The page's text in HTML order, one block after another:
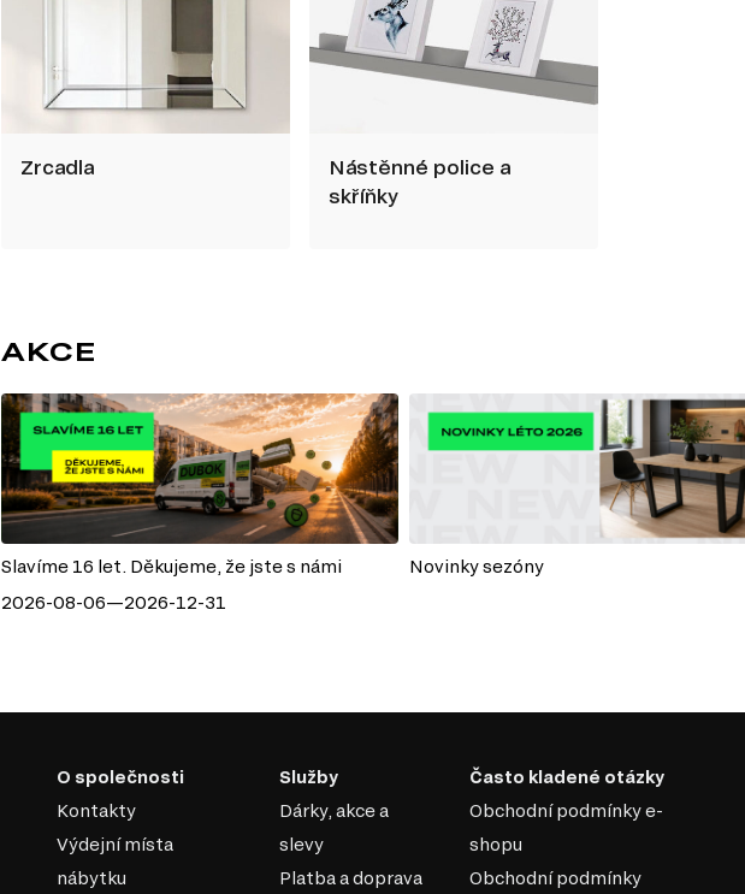
Zrcadla
Nástěnné police a
skříňky
AKCE
Slavíme 16 let. Děkujeme, že jste s námi
2026-08-06—2026-12-31
Novinky sezóny
O společnosti
Kontakty
Výdejní místa
nábytku
Služby
Dárky, akce a
slevy
Platba a doprava
Často kladené otázky
Obchodní podmínky e-
shopu
Obchodní podmínky